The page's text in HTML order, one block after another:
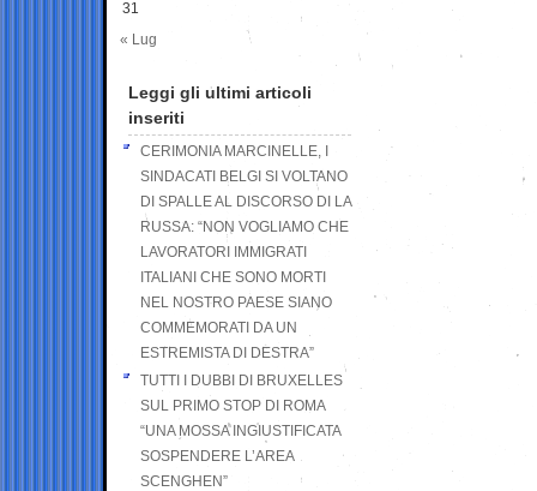
31
« Lug
Leggi gli ultimi articoli
inseriti
CERIMONIA MARCINELLE, I
SINDACATI BELGI SI VOLTANO
DI SPALLE AL DISCORSO DI LA
RUSSA: “NON VOGLIAMO CHE
LAVORATORI IMMIGRATI
ITALIANI CHE SONO MORTI
NEL NOSTRO PAESE SIANO
COMMEMORATI DA UN
ESTREMISTA DI DESTRA”
TUTTI I DUBBI DI BRUXELLES
SUL PRIMO STOP DI ROMA
“UNA MOSSA INGIUSTIFICATA
SOSPENDERE L’AREA
SCENGHEN”